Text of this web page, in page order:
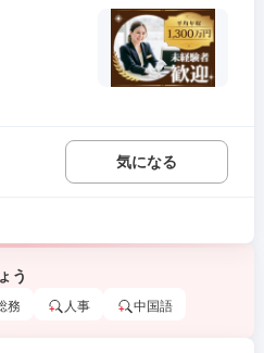
気になる
う
務 人事 中国語